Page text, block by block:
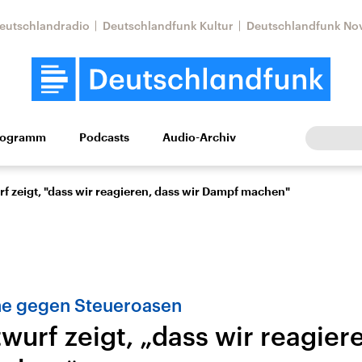
Deutschlandfunk Kultur Deutschlandfunk
Wissen Kultur Europa
Nahostkonflikt
Aktuelle Lage und
Iran
Aktuelle Lage und
Podcasts Audio-Archiv
zeigt, "dass wir reagieren, dass wir Dampf machen"
gegen Steueroasen
zeigt, „dass wir